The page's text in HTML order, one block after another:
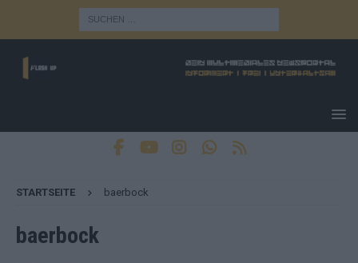
STARTSEITE baerbock
baerbock